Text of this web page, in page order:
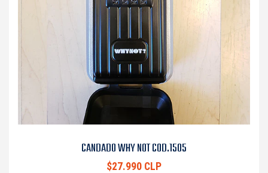
CANDADO WHY NOT COD.1505
$27.990 CLP